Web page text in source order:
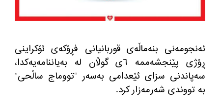
ئه‌نجومه‌نی بنه‌ماڵه‌ی قوربانیانی فڕۆكه‌ی ئۆكراینی
ڕۆژی پێنجشه‌ممه‌ ٦ی گوڵان له‌ به‌یاننامه‌یه‌كدا،
سه‌پاندنی سزای ئێعدامی به‌سه‌ر “تووماج ساڵحی”
به‌ تووندی شه‌رمه‌زار كرد.